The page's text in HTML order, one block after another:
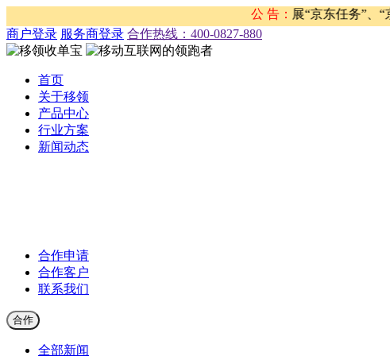
公 告：
领网络发现有不法分子盗用移领网络名义开展“京东任务”、“京
商户登录 服务商登录 合作热线：‭400-0827-880
首页
关于移领
产品中心
行业方案
新闻动态
合作申请
合作客户
联系我们
合作
全部新闻